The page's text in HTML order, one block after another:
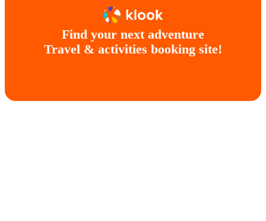
Find your next adventure
Travel & activities booking site!